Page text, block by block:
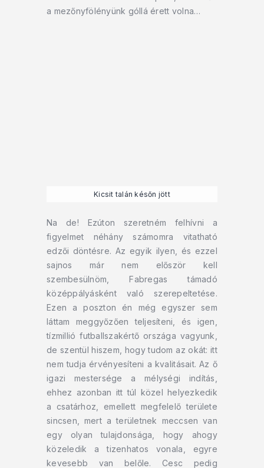
a mezőnyfölényünk góllá érett volna…
Kicsit talán későn jött
Na de! Ezúton szeretném felhívni a
figyelmet néhány számomra vitatható
edzői döntésre. Az egyik ilyen, és ezzel
sajnos már nem először kell
szembesülnöm, Fabregas támadó
középpályásként való szerepeltetése.
Ezen a poszton én még egyszer sem
láttam meggyőzően teljesíteni, és igen,
tízmillió futballszakértő országa vagyunk,
de szentül hiszem, hogy tudom az okát: itt
nem tudja érvényesíteni a kvalitásait. Az ő
igazi mestersége a mélységi indítás,
ehhez azonban itt túl közel helyezkedik
a csatárhoz, emellett megfelelő területe
sincsen, mert a területnek meccsen van
egy olyan tulajdonsága, hogy ahogy
közeledik a tizenhatos vonala, egyre
kevesebb van belőle. Cesc pedig